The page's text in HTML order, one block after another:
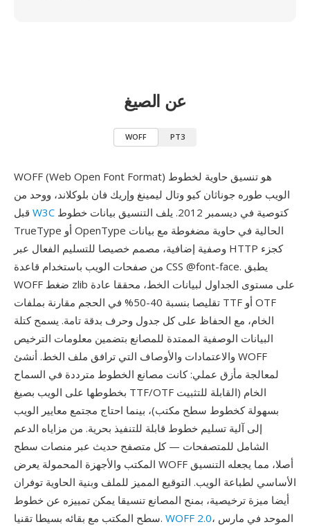
عن الصيغ
WOFF PT3
WOFF (Web Open Font Format) هو تنسيق حاوية لخطوط
الويب طوره جوناثان كيو وتال ليمينغ وإريك فان بلوكلاند، ووحد من
W3C
TrueType أو OpenType الحالية في حاوية مضغوطة مع بيانات
وصفية إضافية، مصمم خصيصا للتسليم الفعال عبر HTTP كجزء
من صفحات الويب باستخدام قاعدة CSS @font-face. يطبق
WOFF ضغط zlib على مستوى الجداول لبيانات الخط، محققا عادة
تقليصا بنسبة 40-50% في الحجم مقارنة بملفات TTF أو OTF
الخام، مع الحفاظ على كل جدول وحرف بدقة تامة. يسمح كتلة
البيانات الوصفية الممتدة للمصانع بتضمين معلومات الترخيص
والاعتمادات والأوصاف التي ترافق ملف الخط. أنشئ WOFF
لمعالجة مأزق عملي: كانت مصانع الخطوط مترددة في السماح
بخطوطها على الويب بصيغ TTF/OTF الخام (القابلة للتثبيت
بسهولة كخطوط سطح مكتب)، بينما احتاج مجتمع معايير الويب
إلى آلية تسليم خطوط قابلة للتنفيذ بحرية. من مزاياه الدعم
الشامل للمتصفحات — كل متصفح حديث عبر منصات سطح
المكتب والأجهزة المحمولة يعرض WOFF أصلا، مما يجعله التنسيق
الأساسي لطباعة الويب. التوقيع المميز للملف وبنية الحاوية توفران
أيضا ميزة ترخيصية، بمنح المصانع تنسيقا يمكن تمييزه عن خطوط
سطح المكتب مع بقائه بسيطا تقنيا. WOFF 2.0، الموحد في مارس